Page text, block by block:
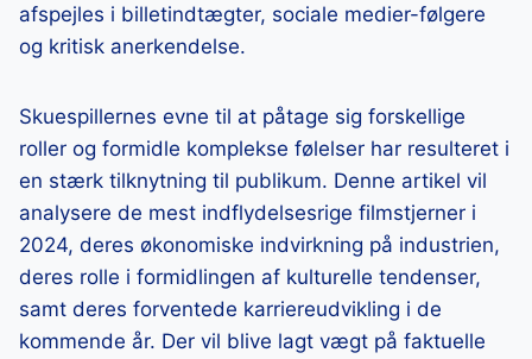
afspejles i billetindtægter, sociale medier-følgere
og kritisk anerkendelse.
Skuespillernes evne til at påtage sig forskellige
roller og formidle komplekse følelser har resulteret i
en stærk tilknytning til publikum. Denne artikel vil
analysere de mest indflydelsesrige filmstjerner i
2024, deres økonomiske indvirkning på industrien,
deres rolle i formidlingen af kulturelle tendenser,
samt deres forventede karriereudvikling i de
kommende år. Der vil blive lagt vægt på faktuelle